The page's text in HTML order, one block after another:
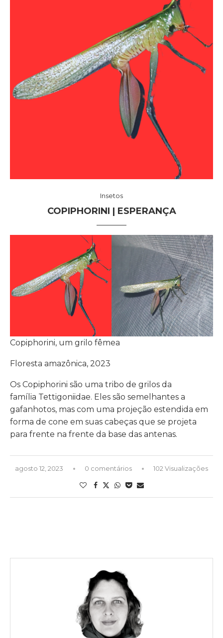
Insetos
COPIPHORINI | ESPERANÇA
Copiphorini, um grilo fêmea
Floresta amazônica, 2023
Os Copiphorini são uma tribo de grilos da
família Tettigoniidae. Eles são semelhantes a
gafanhotos, mas com uma projeção estendida em
forma de cone em suas cabeças que se projeta
para frente na frente da base das antenas.
agosto 12, 2023 0 comentários 102 Visualizações